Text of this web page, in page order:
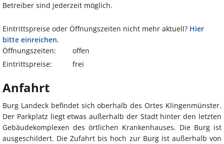
Betreiber sind jederzeit möglich.
Eintrittspreise oder Öffnungszeiten nicht mehr aktuell? Hier
bitte einreichen.
Öffnungszeiten:
offen
Eintrittspreise:
frei
Anfahrt
Burg Landeck befindet sich oberhalb des Ortes Klingenmünster.
Der Parkplatz liegt etwas außerhalb der Stadt hinter den letzten
Gebäudekomplexen des örtlichen Krankenhauses. Die Burg ist
ausgeschildert. Die Zufahrt bis hoch zur Burg ist außerhalb von